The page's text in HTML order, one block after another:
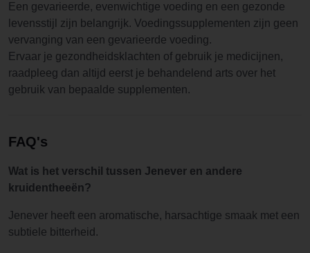
Een gevarieerde, evenwichtige voeding en een gezonde
levensstijl zijn belangrijk. Voedingssupplementen zijn geen
vervanging van een gevarieerde voeding.
Ervaar je gezondheidsklachten of gebruik je medicijnen,
raadpleeg dan altijd eerst je behandelend arts over het
gebruik van bepaalde supplementen.
FAQ's
Wat is het verschil tussen Jenever en andere
kruidentheeën?
Jenever heeft een aromatische, harsachtige smaak met een
subtiele bitterheid.